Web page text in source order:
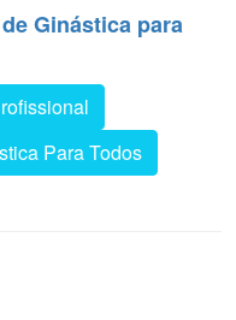
Ginástica para
Para Todos